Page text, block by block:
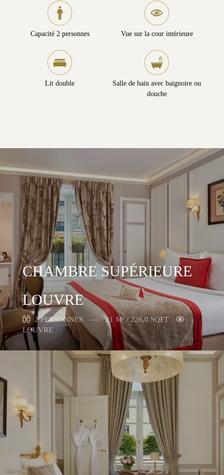
Capacité 2 personnes Vue sur la cour intérieure
Lit double
Salle de bain avec baignoire ou
douche
CHAMBRE SUPÉRIEURE
LOUVRE
2 PERSONNES
21 M² / 226,0 SQFT
LOUVRE